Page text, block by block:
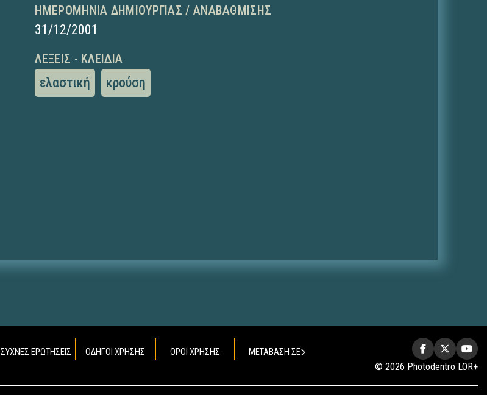
ΗΜΕΡΟΜΗΝΊΑ ΔΗΜΙΟΥΡΓΊΑΣ / ΑΝΑΒΆΘΜΙΣΗΣ
31/12/2001
ΛΈΞΕΙΣ - ΚΛΕΙΔΙΆ
ελαστική κρούση
ΣΥΧΝΕΣ ΕΡΩΤΗΣΕΙΣ ΟΔΗΓΟΙ ΧΡΗΣΗΣ ΟΡΟΙ ΧΡΗΣΗΣ ΜΕΤΑΒΑΣΗ ΣΕ
© 2026 Photodentro LOR+